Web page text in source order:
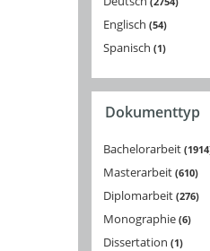
Englisch 54
Spanisch 1
Dokumenttyp
Bachelorarbeit 1914
Masterarbeit 610
Diplomarbeit 276
Monographie 6
Dissertation 1